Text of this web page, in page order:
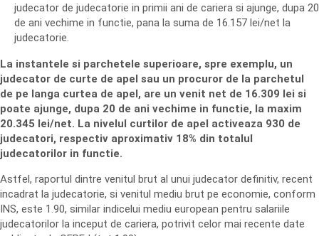
judecator de judecatorie in primii ani de cariera si ajunge, dupa 20
de ani vechime in functie, pana la suma de 16.157 lei/net la
judecatorie.
La instantele si parchetele superioare, spre exemplu, un
judecator de curte de apel sau un procuror de la parchetul
de pe langa curtea de apel, are un venit net de 16.309 lei si
poate ajunge, dupa 20 de ani vechime in functie, la maxim
20.345 lei/net. La nivelul curtilor de apel activeaza 930 de
judecatori, respectiv aproximativ 18% din totalul
judecatorilor in functie.
Astfel, raportul dintre venitul brut al unui judecator definitiv, recent
incadrat la judecatorie, si venitul mediu brut pe economie, conform
INS, este 1.90, similar indicelui mediu european pentru salariile
judecatorilor la inceput de cariera, potrivit celor mai recente date